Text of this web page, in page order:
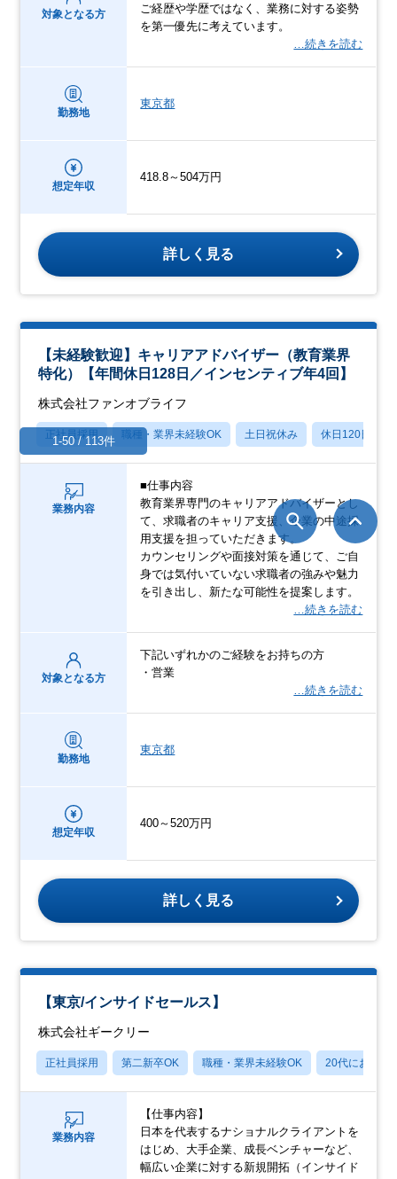
対象となる方
ご経歴や学歴ではなく、業務に対する姿勢
を第一優先に考えています。
…続きを読む
勤務地
東京都
想定年収
418.8～504万円
詳しく見る
【未経験歓迎】キャリアアドバイザー（教育業界
特化）【年間休日128日／インセンティブ年4回】
株式会社ファンオブライフ
正社員採用 職種・業界未経験OK 土日祝休み 休日120日以上
業務内容
■仕事内容
教育業界専門のキャリアアドバイザーとし
て、求職者のキャリア支援、企業の中途採
用支援を担っていただきます。
カウンセリングや面接対策を通じて、ご自
身では気付いていない求職者の強みや魅力
を引き出し、新たな可能性を提案します。
…続きを読む
対象となる方
下記いずれかのご経験をお持ちの方
・営業
…続きを読む
勤務地
東京都
想定年収
400～520万円
詳しく見る
【東京/インサイドセールス】
株式会社ギークリー
正社員採用 第二新卒OK 職種・業界未経験OK 20代におすす
業務内容
【仕事内容】
日本を代表するナショナルクライアントを
はじめ、大手企業、成長ベンチャーなど、
幅広い企業に対する新規開拓（インサイド
1-50 / 113件